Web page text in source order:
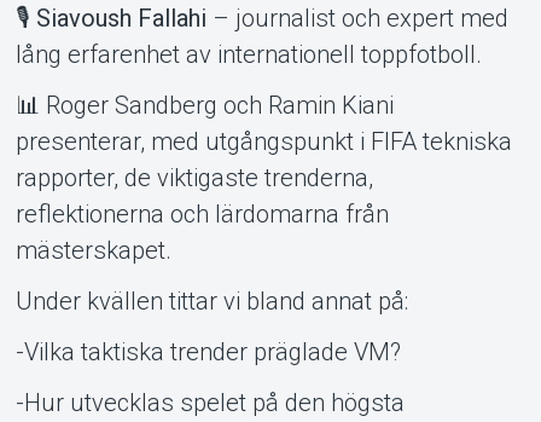
🎙️ Siavoush Fallahi – journalist och expert med
lång erfarenhet av internationell toppfotboll.
📊 Roger Sandberg och Ramin Kiani
presenterar, med utgångspunkt i FIFA tekniska
rapporter, de viktigaste trenderna,
reflektionerna och lärdomarna från
mästerskapet.
Under kvällen tittar vi bland annat på:
-Vilka taktiska trender präglade VM?
-Hur utvecklas spelet på den högsta